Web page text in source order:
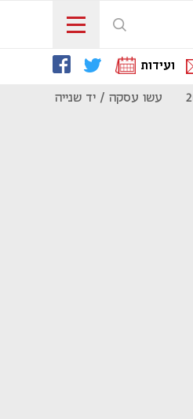
ועידות
עשו עסקה / יד שנייה